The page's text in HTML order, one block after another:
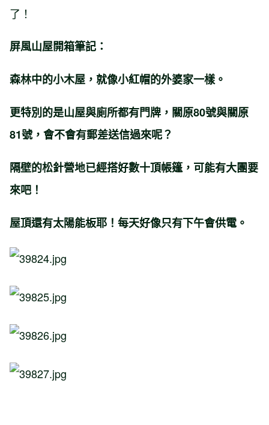
了！
屏風山屋開箱筆記：
森林中的小木屋，就像小紅帽的外婆家一樣。
更特別的是山屋與廁所都有門牌，關原80號與關原
81號，會不會有郵差送信過來呢？
隔壁的松針營地已經搭好數十頂帳篷，可能有大團要
來吧！
屋頂還有太陽能板耶！每天好像只有下午會供電。